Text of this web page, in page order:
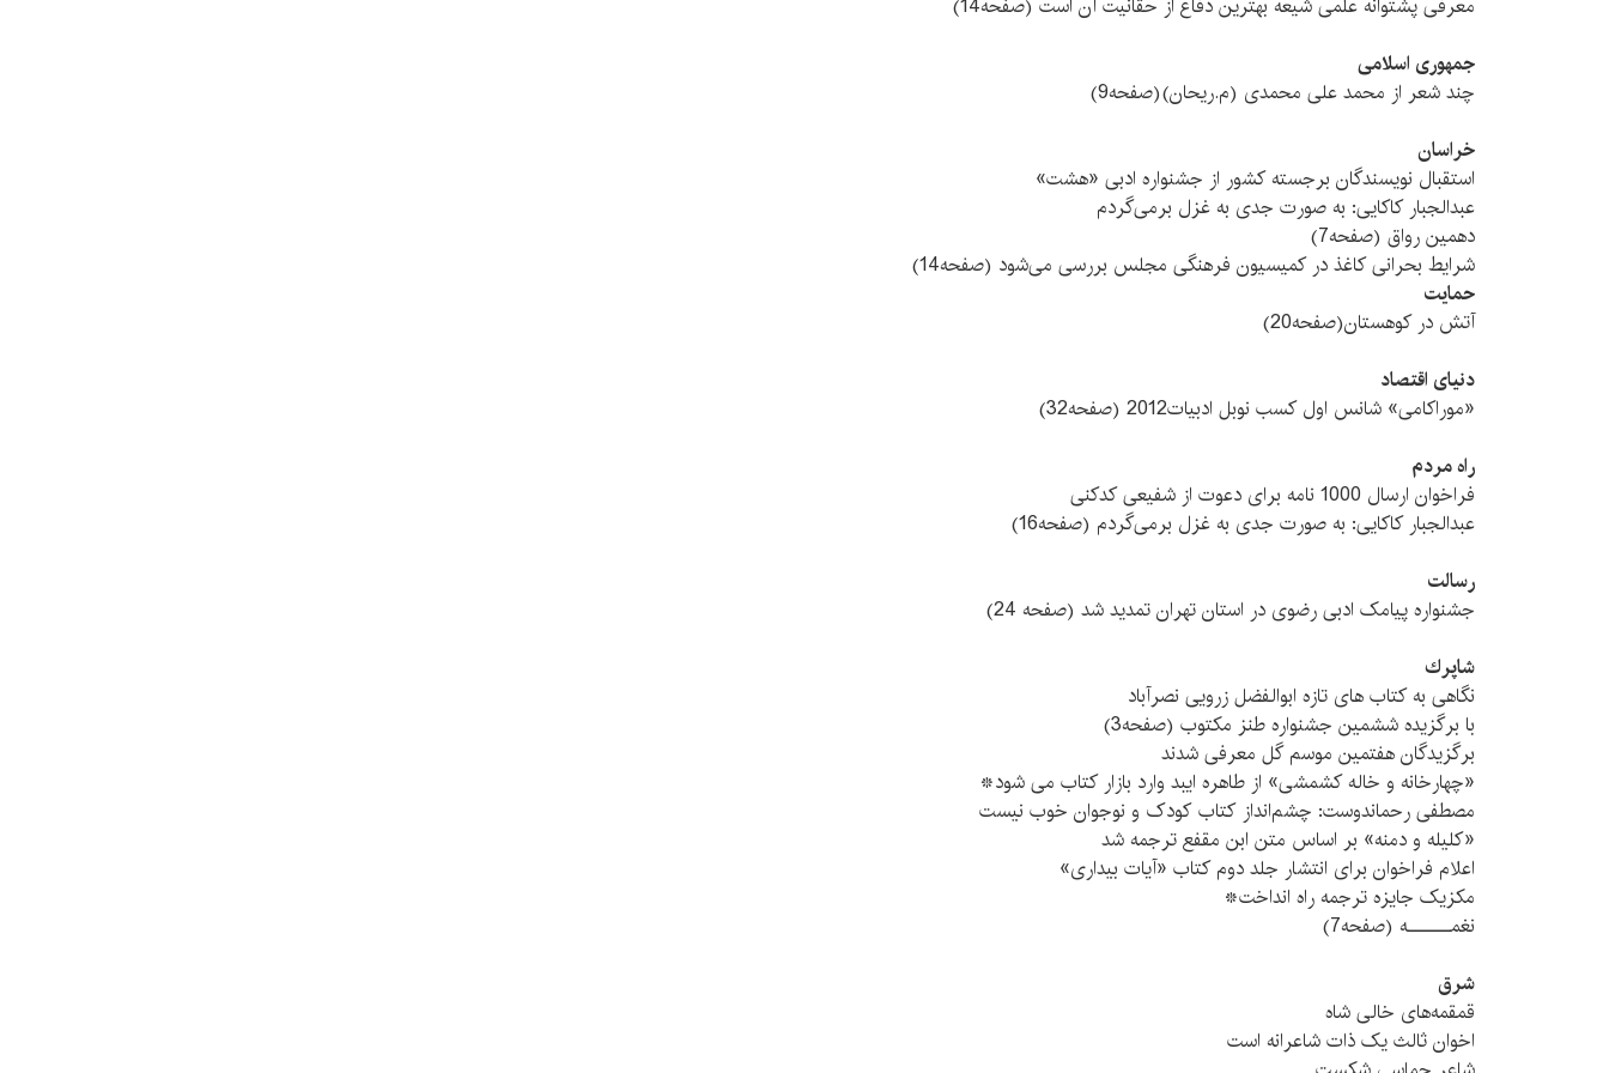
معرفی پشتوانه علمی شیعه بهترین دفاع از حقانیت آن است (صفحه14)
جمهوری اسلامی
چند شعر از محمد علی محمدی (م.ریحان)(صفحه9)
خراسان
استقبال نویسندگان برجسته کشور از جشنواره ادبی «هشت»
عبدالجبار کاکایی: به صورت جدی به غزل بر‌می‌گردم
دهمین رواق (صفحه7)
شرایط بحرانی کاغذ در کمیسیون فرهنگی مجلس بررسی می‌شود (صفحه14)
حمایت
آتش در کوهستان(صفحه20)
دنیای اقتصاد
«موراکامی» شانس اول کسب نوبل ادبیات2012 (صفحه32)
راه مردم
فراخوان ارسال 1000 نامه برای دعوت از شفیعی کدکنی
عبدالجبار کاکایی: به صورت جدی به غزل بر‌می‌گردم (صفحه16)
رسالت
جشنواره پیامک ادبی رضوی در استان تهران تمدید شد (صفحه 24)
شاپرك
نگاهی به کتاب های تازه ابوالفضل زرويی نصرآباد
با برگزيده ششمين جشنواره طنز مکتوب (صفحه3)
برگزيدگان هفتمين موسم گل معرفی شدند
«چهارخانه و خاله کشمشی» از طاهره ايبد وارد بازار کتاب می شود*
مصطفی رحماندوست: چشم‌انداز كتاب كودک و نوجوان خوب نيست
«كليله و دمنه» بر اساس متن ابن مقفع ترجمه شد
اعلام فراخوان برای انتشار جلد دوم کتاب «آيات بيداری»
مکزيک جايزه ترجمه راه انداخت*
نغمــــــه (صفحه7)
شرق
قمقمه‌های خالی شاه
اخوان ثالث یک ذات شاعرانه است